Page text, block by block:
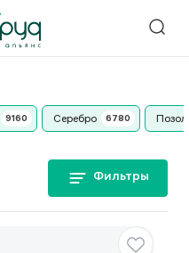
Серебро
Фильтры